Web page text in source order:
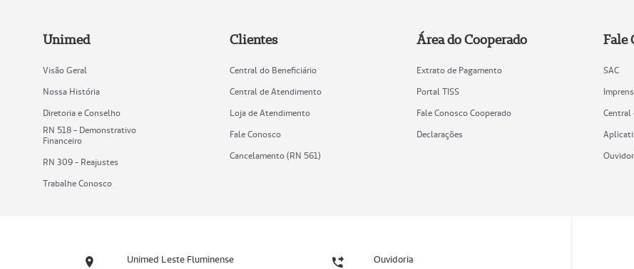
Unimed
Visão Geral
Nossa História
Diretoria e Conselho
RN 518 - Demonstrativo
Financeiro
RN 309 - Reajustes
Trabalhe Conosco
Clientes
Central do Beneficiário
Central de Atendimento
Loja de Atendimento
Fale Conosco
Cancelamento (RN 561)
Área do Cooperado
Extrato de Pagamento
Portal TISS
Fale Conosco Cooperado
Declarações
Fale
SAC
Central
Unimed Leste Fluminense Ouvidoria